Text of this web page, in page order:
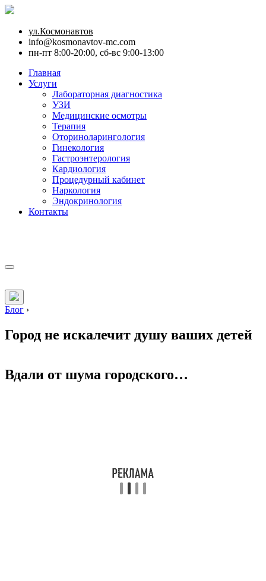
ул.Космонавтов
info@kosmonavtov-mc.com
пн-пт 8:00-20:00, сб-вс 9:00-13:00
Главная
Услуги
Лабораторная диагностика
УЗИ
Медицинские осмотры
Терапия
Оториноларингология
Гинекология
Гастроэнтерология
Кардиология
Процедурный кабинет
Наркология
Эндокринология
Контакты
Блог ›
Город не искалечит душу ваших детей
Вдали от шума городского…